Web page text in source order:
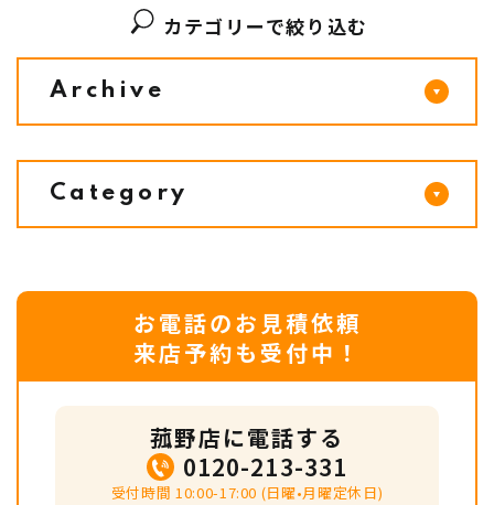
カテゴリーで絞り込む
Archive
Category
お電話のお見積依頼
来店予約も受付中！
菰野店に電話する
0120-213-331
受付時間 10:00-17:00 (日曜•月曜定休日)